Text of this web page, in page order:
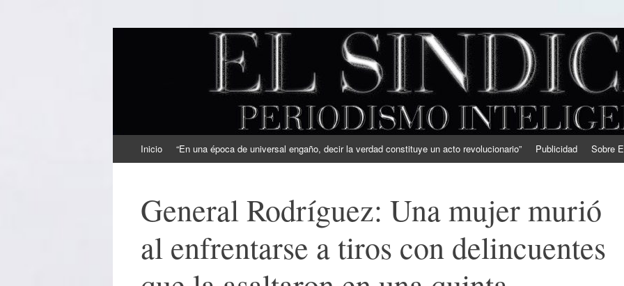
EL SINDICAL
Periodismo Inteligente
al
Inicio “En una época de universal engaño, decir la verdad constituye un acto revolucionario” Publicidad Sobre
General Rodríguez: Una mujer murió
al enfrentarse a tiros con delincuentes